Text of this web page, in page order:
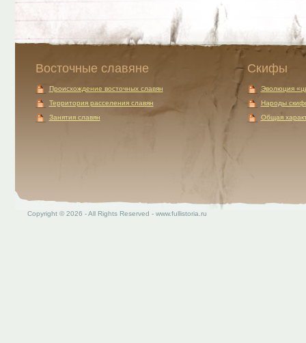
Восточные славяне
Происхождение восточных славян
Территория расселения славян
Занятия славян
Скифы
Эволюция
Народы
Общая
Copyright © 2026 - All Rights Reserved - www.fullistoria.ru